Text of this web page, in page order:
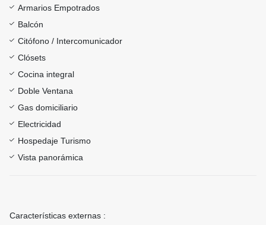
Armarios Empotrados
Balcón
Citófono / Intercomunicador
Clósets
Cocina integral
Doble Ventana
Gas domiciliario
Electricidad
Hospedaje Turismo
Vista panorámica
Características externas :